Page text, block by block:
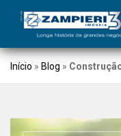
Início » Blog »